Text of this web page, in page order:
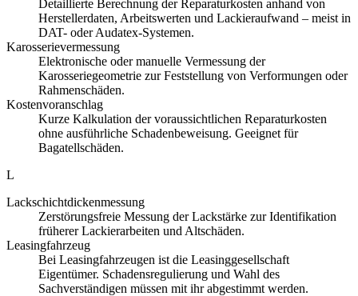
Detaillierte Berechnung der Reparaturkosten anhand von
Herstellerdaten, Arbeitswerten und Lackieraufwand – meist in
DAT- oder Audatex-Systemen.
Karosserievermessung
Elektronische oder manuelle Vermessung der
Karosseriegeometrie zur Feststellung von Verformungen oder
Rahmenschäden.
Kostenvoranschlag
Kurze Kalkulation der voraussichtlichen Reparaturkosten
ohne ausführliche Schadenbeweisung. Geeignet für
Bagatellschäden.
L
Lackschichtdickenmessung
Zerstörungsfreie Messung der Lackstärke zur Identifikation
früherer Lackierarbeiten und Altschäden.
Leasingfahrzeug
Bei Leasingfahrzeugen ist die Leasinggesellschaft
Eigentümer. Schadensregulierung und Wahl des
Sachverständigen müssen mit ihr abgestimmt werden.